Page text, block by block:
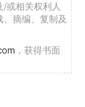
或相关权利人
摘编、复制及
，获得书面